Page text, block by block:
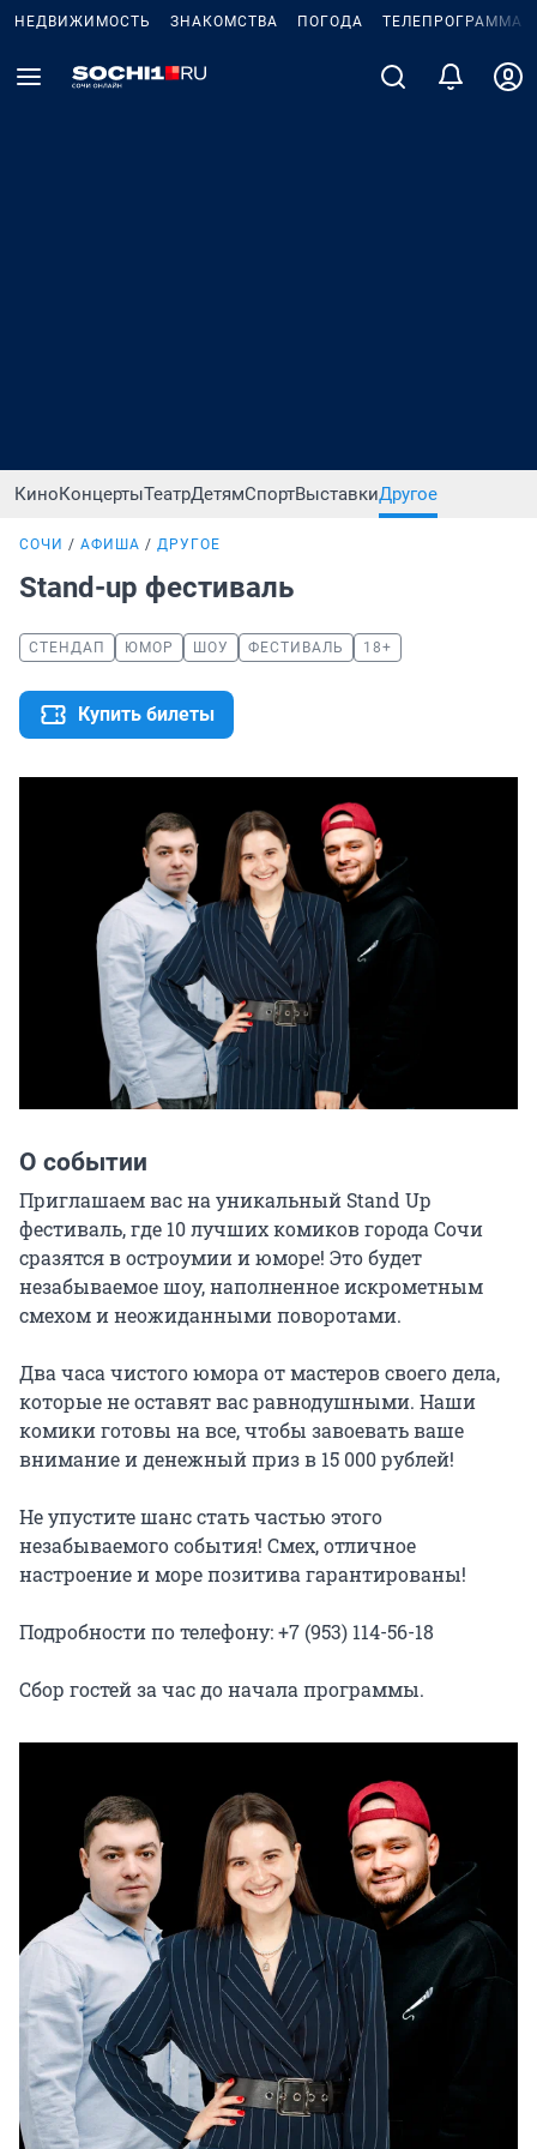
НЕДВИЖИМОСТЬ ЗНАКОМСТВА ПОГОДА ТЕЛЕПРОГРАММА
КиноКонцертыТеатрДетямСпортВыставкиДругое
СОЧИ АФИША ДРУГОЕ
Stand-up фестиваль
СТЕНДАП ЮМОР ШОУ ФЕСТИВАЛЬ 18+
Купить билеты
О событии
Приглашаем вас на уникальный Stand Up
фестиваль, где 10 лучших комиков города Сочи
сразятся в остроумии и юморе! Это будет
незабываемое шоу, наполненное искрометным
смехом и неожиданными поворотами.
Два часа чистого юмора от мастеров своего дела,
которые не оставят вас равнодушными. Наши
комики готовы на все, чтобы завоевать ваше
внимание и денежный приз в 15 000 рублей!
Не упустите шанс стать частью этого
незабываемого события! Смех, отличное
настроение и море позитива гарантированы!
Подробности по телефону: +7 (953) 114-56-18
Сбор гостей за час до начала программы.